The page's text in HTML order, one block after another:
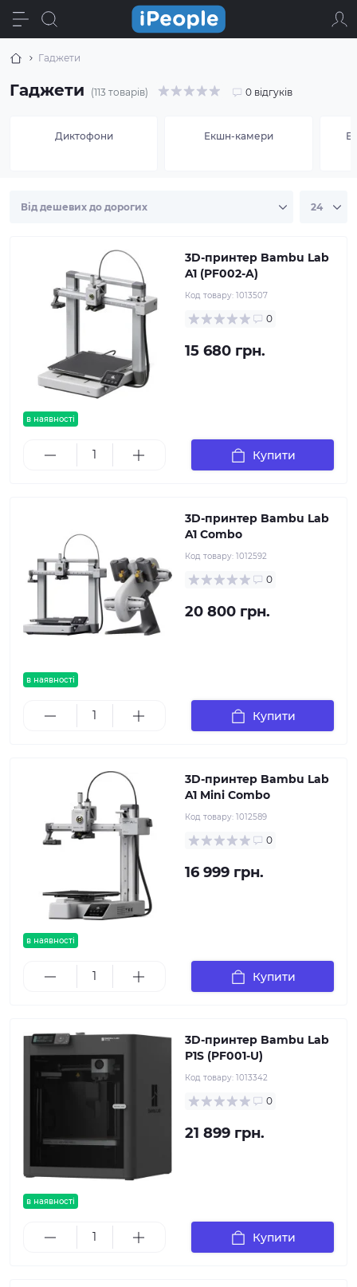
Гаджети
Гаджети (113 товарів) 0 відгуків
Диктофони Екшн-камери
в наявності
3D-принтер Bambu Lab
A1 (PF002-A)
Код товару: 1013507
0
15 680 грн.
Купити
в наявності
3D-принтер Bambu Lab
A1 Combo
Код товару: 1012592
0
20 800 грн.
Купити
в наявності
3D-принтер Bambu Lab
A1 Mini Combo
Код товару: 1012589
0
16 999 грн.
Купити
в наявності
3D-принтер Bambu Lab
P1S (PF001-U)
Код товару: 1013342
0
21 899 грн.
Купити